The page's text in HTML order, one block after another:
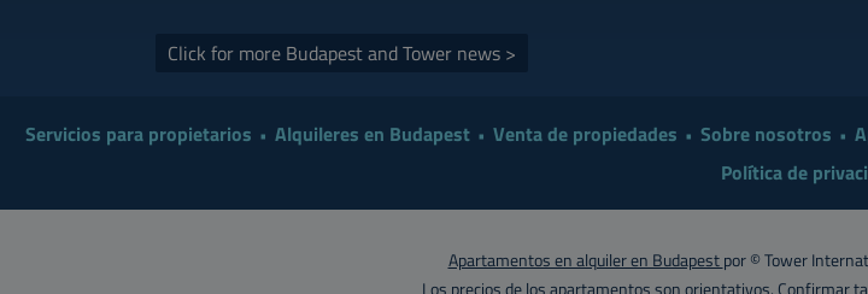
Click for more Budapest and Tower news >
Servicios para propietarios Alquileres en Budapest Venta de propiedades Sobre nosotros
Política de
Apartamentos en alquiler en Budapestpor © Tower
Los precios de los apartamentos son orientativos. Confirmar